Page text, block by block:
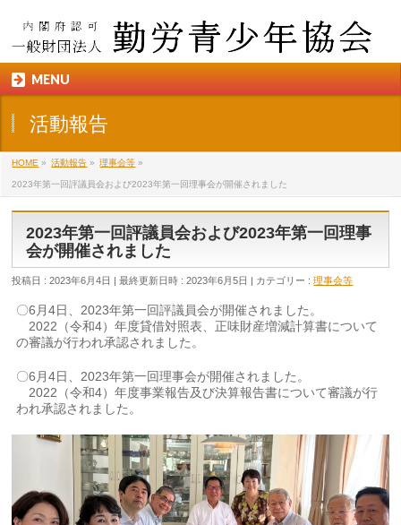
MENU
活動報告
HOME » 活動報告 » 理事会等 »
2023年第一回評議員会および2023年第一回理事会が開催されました
2023年第一回評議員会および2023年第一回理事
会が開催されました
投稿日 : 2023年6月4日 最終更新日時 : 2023年6月5日 カテゴリー :理事会等
〇6月4日、2023年第一回評議員会が開催されました。
2022（令和4）年度貸借対照表、正味財産増減計算書について
の審議が行われ承認されました。
〇6月4日、2023年第一回理事会が開催されました。
2022（令和4）年度事業報告及び決算報告書について審議が行
われ承認されました。